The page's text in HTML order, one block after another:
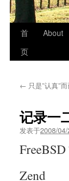
首
页
About
← 只是”认真”
记录一
发表于2008/
FreeBSD
Zend